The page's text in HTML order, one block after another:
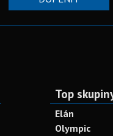
Top
Elán
Olympic